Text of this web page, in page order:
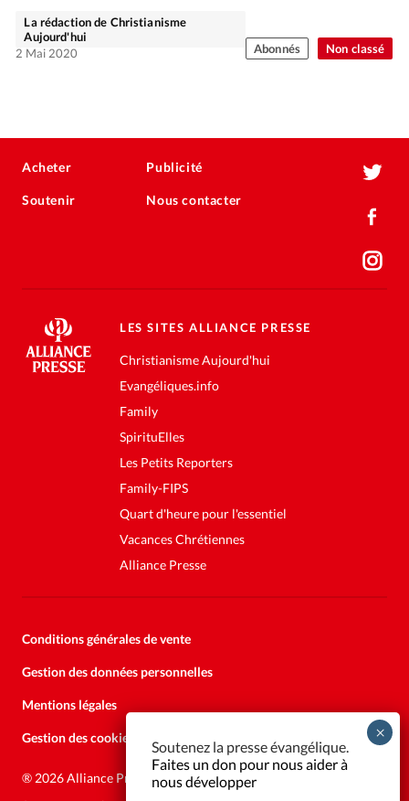
Non classé
La rédaction de Christianisme
Aujourd'hui
2 Mai 2020
Abonnés
Acheter
Soutenir
Publicité
Nous contacter
LES SITES ALLIANCE PRESSE
Christianisme Aujourd'hui
Evangéliques.info
Family
SpirituElles
Les Petits Reporters
Family-FIPS
Quart d'heure pour l'essentiel
Vacances Chrétiennes
Alliance Presse
Conditions générales de vente
Gestion des données personnelles
Mentions légales
Gestion des cookies
® 2026 Alliance Presse
Soutenez la presse évangélique.
Faites un don pour nous aider à
nous développer